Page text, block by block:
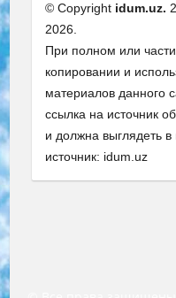
© Copyright idum.uz.
2026.
При полном или
копировании и
материалов данного
ссылка на источник
и должна выглядеть в
источник: idum.uz